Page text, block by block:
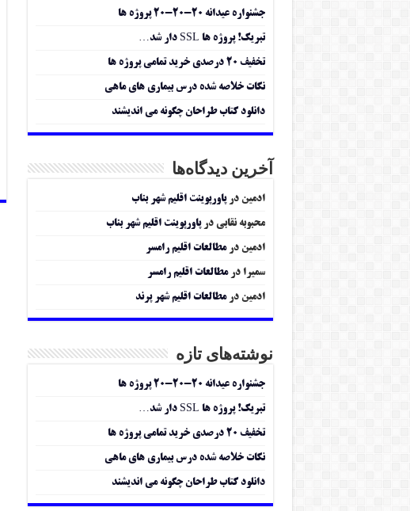
جشنواره عیدانه ۲۰-۲۰-۲۰ پروژه ها
تبریک! پروژه ها SSL دار شد…
تخفیف ۲۰ درصدی خرید تمامی پروژه ها
نکات خلاصه شده درس بیماری های ماهی
دانلود کتاب طراحان چگونه می اندیشند
آخرین دیدگاه‌ها
ادمین درپاورپوینت اقلیم شهر بناب
محبوبه نقابی درپاورپوینت اقلیم شهر بناب
ادمین درمطالعات اقلیم رامسر
سمیرا درمطالعات اقلیم رامسر
ادمین درمطالعات اقلیم شهر پرند
نوشته‌های تازه
جشنواره عیدانه ۲۰-۲۰-۲۰ پروژه ها
تبریک! پروژه ها SSL دار شد…
تخفیف ۲۰ درصدی خرید تمامی پروژه ها
نکات خلاصه شده درس بیماری های ماهی
دانلود کتاب طراحان چگونه می اندیشند